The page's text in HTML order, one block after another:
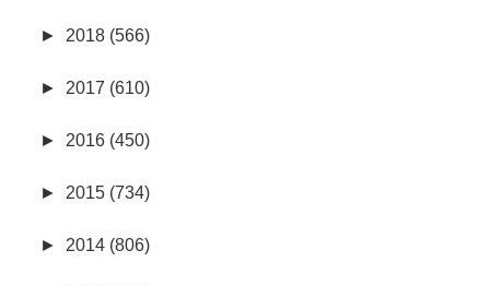
► 2018 (566)
► 2017 (610)
► 2016 (450)
► 2015 (734)
► 2014 (806)